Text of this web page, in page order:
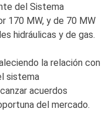
del Sistema
170 MW, y de 70 MW
hidráulicas y de gas.
la relación con
sistema
acuerdos
del mercado.